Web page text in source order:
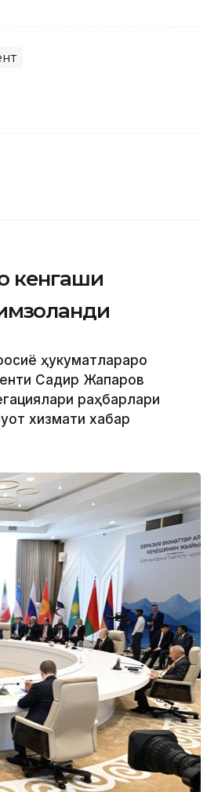
кенгаши
ҳукуматлараро
Садир Жапаров
раҳбарлари
хизмати хабар